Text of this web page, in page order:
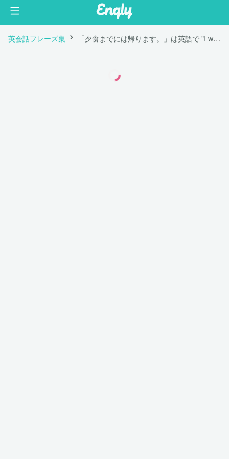
英会話フレーズ集 「夕食までには帰ります。」は英語で "I will be back before dinner."